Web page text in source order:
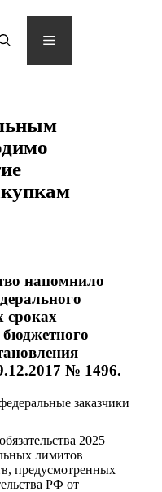
Menu
напомнило
сроках
№ 1496.
заказчики
2025
лимитов
предусмотренных
РФ от